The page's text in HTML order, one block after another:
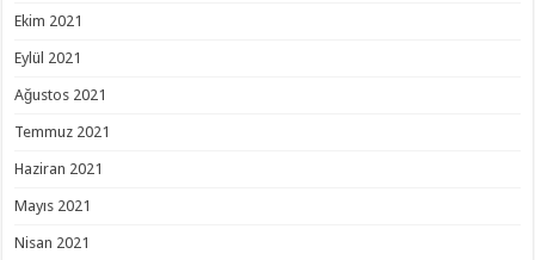
Ekim 2021
Eylül 2021
Ağustos 2021
Temmuz 2021
Haziran 2021
Mayıs 2021
Nisan 2021